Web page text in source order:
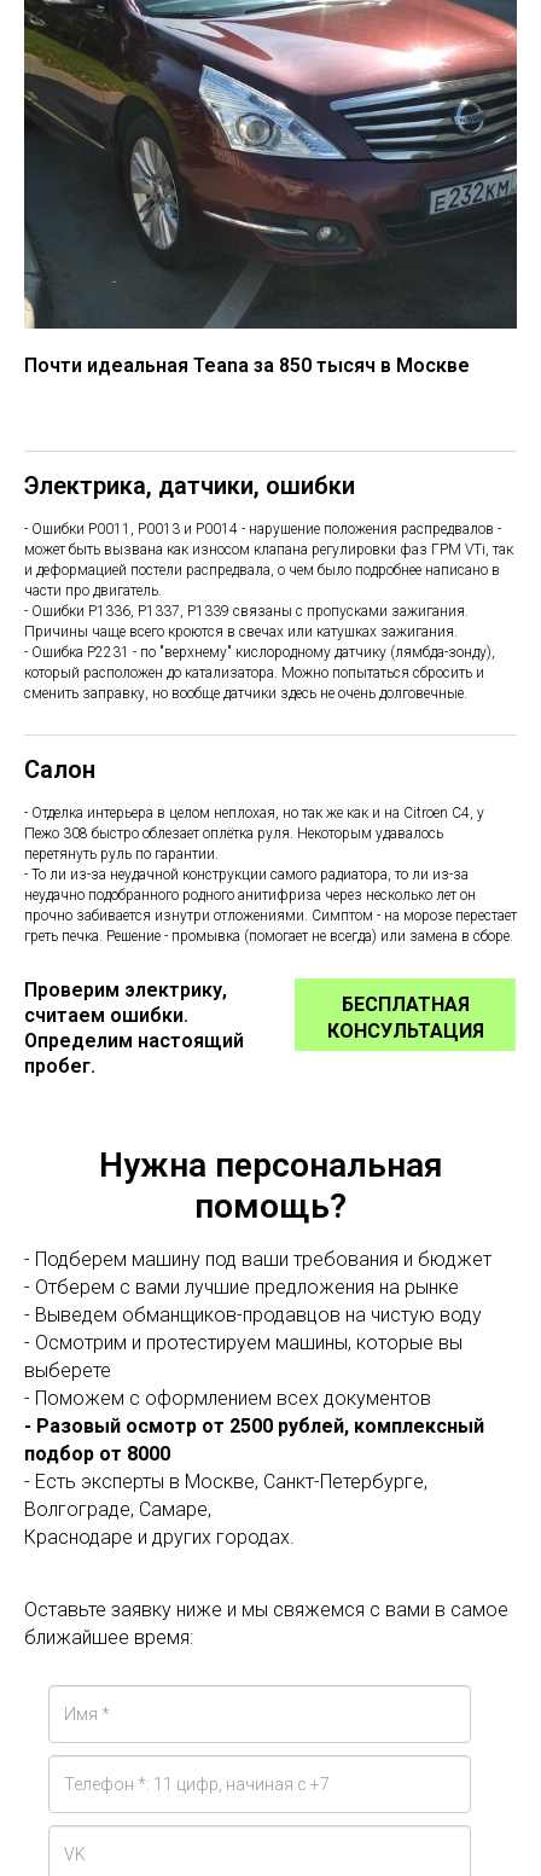
Почти идеальная Teana за 850 тысяч в Москве
Электрика, датчики, ошибки
- Ошибки P0011, P0013 и P0014 - нарушение положения распредвалов -
может быть вызвана как износом клапана регулировки фаз ГРМ VTi, так
и деформацией постели распредвала, о чем было подробнее написано в
части про двигатель.
- Ошибки Р1336, Р1337, Р1339 связаны с пропусками зажигания.
Причины чаще всего кроются в свечах или катушках зажигания.
- Ошибка P2231 - по "верхнему" кислородному датчику (лямбда-зонду),
который расположен до катализатора. Можно попытаться сбросить и
сменить заправку, но вообще датчики здесь не очень долговечные.
Салон
- Отделка интерьера в целом неплохая, но так же как и на Citroen C4, у
Пежо 308 быстро облезает оплётка руля. Некоторым удавалось
перетянуть руль по гарантии.
- То ли из-за неудачной конструкции самого радиатора, то ли из-за
неудачно подобранного родного анитифриза через несколько лет он
прочно забивается изнутри отложениями. Симптом - на морозе перестает
греть печка. Решение - промывка (помогает не всегда) или замена в сборе.
Проверим электрику,
считаем ошибки.
Определим настоящий
пробег.
БЕСПЛАТНАЯ
КОНСУЛЬТАЦИЯ
Нужна персональная
помощь?
- Подберем машину под ваши требования и бюджет
- Отберем с вами лучшие предложения на рынке
- Выведем обманщиков-продавцов на чистую воду
- Осмотрим и протестируем машины, которые вы
выберете
- Поможем с оформлением всех документов
- Разовый осмотр от 2500 рублей, комплексный
подбор от 8000
- Есть эксперты в Москве, Санкт-Петербурге,
Волгограде, Самаре,
Краснодаре и других городах.
Оставьте заявку ниже и мы свяжемся с вами в самое
ближайшее время: